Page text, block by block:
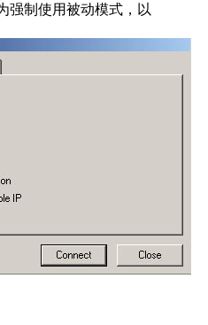
强制使用被动模式，以